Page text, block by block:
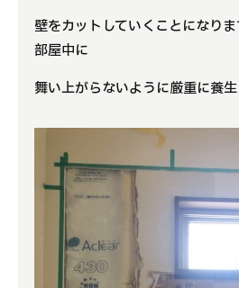
壁をカットしていくことになり
部屋中に
舞い上がらないように厳重に養